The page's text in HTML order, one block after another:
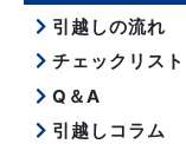
引越しの流れ
チェックリスト
Q＆A
引越しコラム